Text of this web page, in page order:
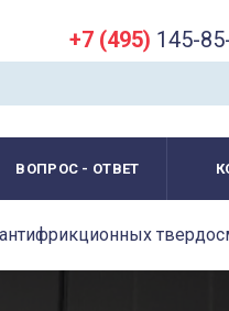
+7 (495) 145-
ВОПРОС - ОТВЕТ